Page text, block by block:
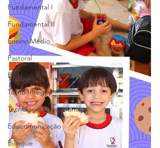
Fundamental I
Fundamental II
Ensino Médio
Pastoral
Esportes
Turno Integral
Tecnologia Educacional
Educomunicação
Bilíngue